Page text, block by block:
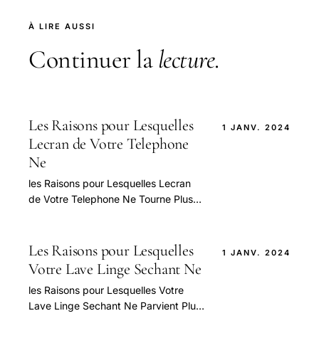
À LIRE AUSSI
Continuer la lecture.
Les Raisons pour Lesquelles
Lecran de Votre Telephone
Ne
les Raisons pour Lesquelles Lecran
de Votre Telephone Ne Tourne Plus
1 JANV. 2024
Les Raisons pour Lesquelles
Votre Lave Linge Sechant Ne
les Raisons pour Lesquelles Votre
Lave Linge Sechant Ne Parvient Plus
1 JANV. 2024